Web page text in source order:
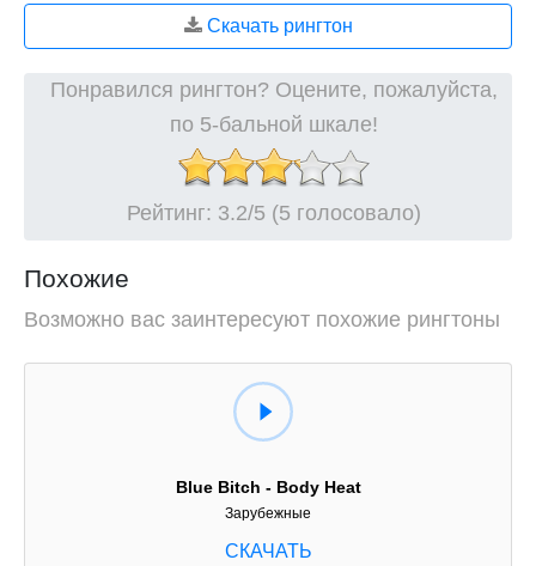
Скачать рингтон
Понравился рингтон? Оцените, пожалуйста,
по 5-бальной шкале!
Рейтинг: 3.2/5 (5 голосовало)
Похожие
Возможно вас заинтересуют похожие рингтоны
Blue Bitch - Body Heat
Зарубежные